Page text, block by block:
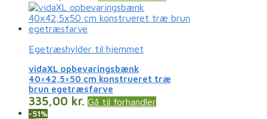
Egetræshylder til hjemmet
vidaXL opbevaringsbænk
40×42,5×50 cm konstrueret træ
brun egetræsfarve
335,00 kr. Gå til forhandler
-51%